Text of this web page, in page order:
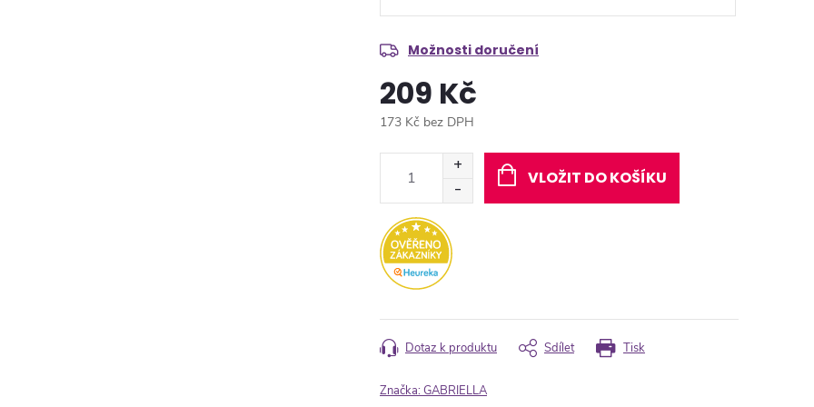
Možnosti doručení
209 Kč
173 Kč bez DPH
VLOŽIT DO KOŠÍKU
Tisk
Dotaz k produktu Sdílet
Značka:GABRIELLA